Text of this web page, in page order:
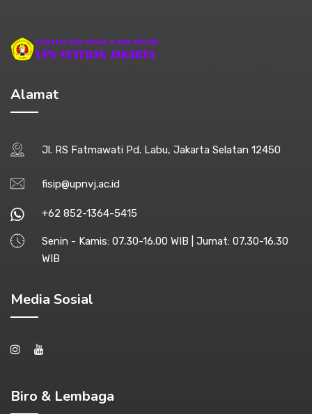
Alamat
Jl. RS Fatmawati Pd. Labu, Jakarta Selatan 12450
fisip@upnvj.ac.id
+62 852-1364-5415
Senin - Kamis: 07.30-16.00 WIB | Jumat: 07.30-16.30
WIB
Media Sosial
Biro & Lembaga